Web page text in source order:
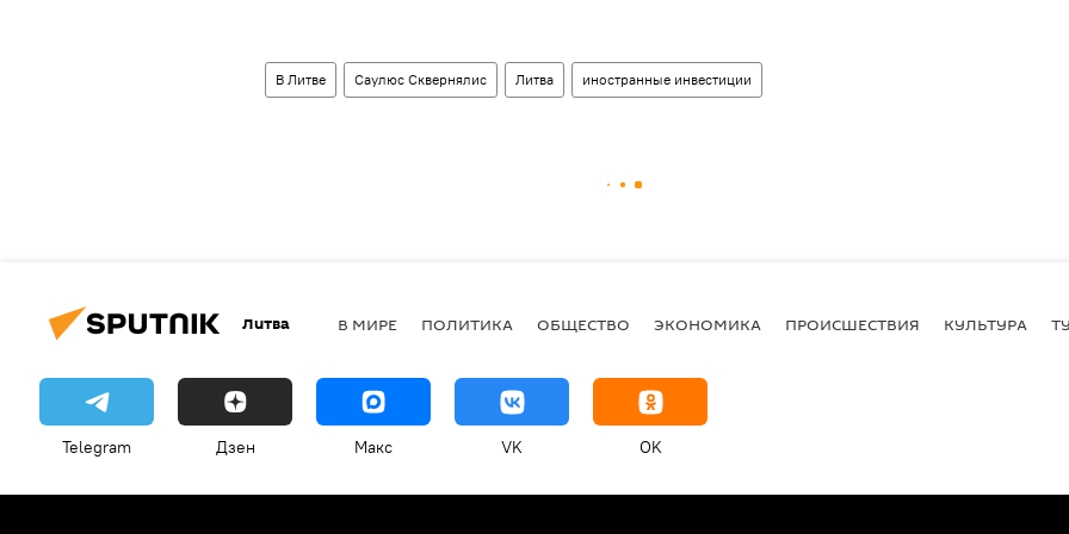
В Литве Саулюс Сквернялис Литва иностранные инвестиции
Литва В МИРЕ ПОЛИТИКА ОБЩЕСТВО ЭКОНОМИКА ПРОИСШЕСТВИЯ КУЛЬТУРА
Telegram Дзен Макс VK OK